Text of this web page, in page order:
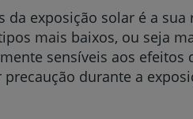
da exposição solar é a sua
mais baixos, ou seja
sensíveis aos efeitos
durante a